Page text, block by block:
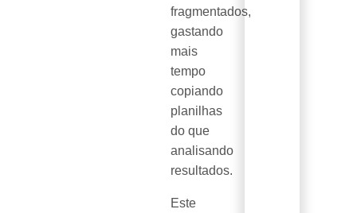
fragmentados,
gastando
mais
tempo
copiando
planilhas
do que
analisando
resultados.
Este